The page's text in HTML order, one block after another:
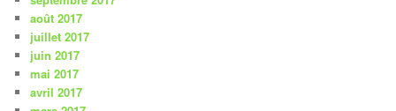
août 2017
juillet 2017
juin 2017
mai 2017
avril 2017